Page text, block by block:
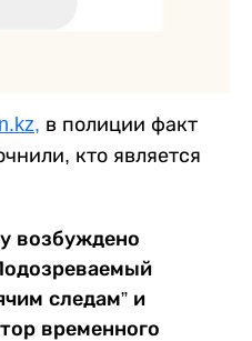
в полиции факт
кто является
возбуждено
следам” и
временного